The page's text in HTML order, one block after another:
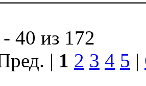
40 из 172
| 1 2 3 4 5 |